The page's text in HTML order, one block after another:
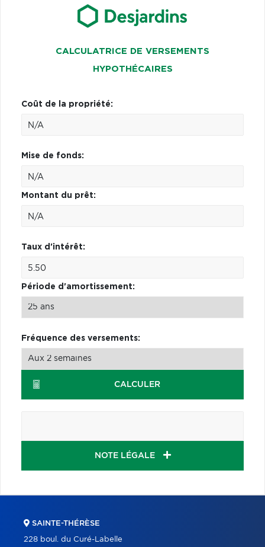
CALCULATRICE DE VERSEMENTS
HYPOTHÉCAIRES
Coût de la propriété:
Mise de fonds:
Montant du prêt:
Taux d'intérêt:
Période d'amortissement:
Fréquence des versements:
CALCULER
NOTE LÉGALE
SAINTE-THÉRÈSE
228 boul. du Curé-Labelle